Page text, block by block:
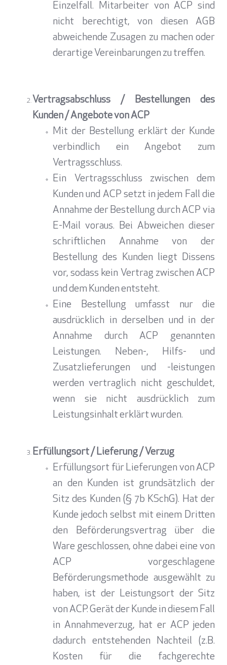
Einzelfall. Mitarbeiter von ACP sind
nicht berechtigt, von diesen AGB
abweichende Zusagen zu machen oder
derartige Vereinbarungen zu treffen.
Vertragsabschluss / Bestellungen des
Kunden / Angebote von ACP
Mit der Bestellung erklärt der Kunde
verbindlich ein Angebot zum
Vertragsschluss.
Ein Vertragsschluss zwischen dem
Kunden und ACP setzt in jedem Fall die
Annahme der Bestellung durch ACP via
E-Mail voraus. Bei Abweichen dieser
schriftlichen Annahme von der
Bestellung des Kunden liegt Dissens
vor, sodass kein Vertrag zwischen ACP
und dem Kunden entsteht.
Eine Bestellung umfasst nur die
ausdrücklich in derselben und in der
Annahme durch ACP genannten
Leistungen. Neben-, Hilfs- und
Zusatzlieferungen und -leistungen
werden vertraglich nicht geschuldet,
wenn sie nicht ausdrücklich zum
Leistungsinhalt erklärt wurden.
Erfüllungsort / Lieferung / Verzug
Erfüllungsort für Lieferungen von ACP
an den Kunden ist grundsätzlich der
Sitz des Kunden (§ 7b KSchG). Hat der
Kunde jedoch selbst mit einem Dritten
den Beförderungsvertrag über die
Ware geschlossen, ohne dabei eine von
ACP vorgeschlagene
Beförderungsmethode ausgewählt zu
haben, ist der Leistungsort der Sitz
von ACP. Gerät der Kunde in diesem Fall
in Annahmeverzug, hat er ACP jeden
dadurch entstehenden Nachteil (z.B.
Kosten für die fachgerechte